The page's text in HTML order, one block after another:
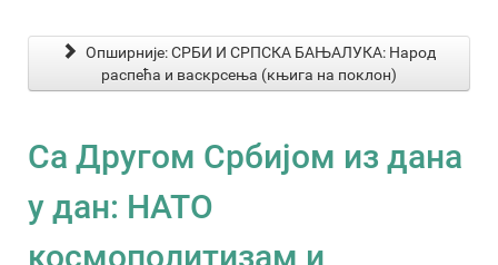
Опширније: СРБИ И СРПСКА БАЊАЛУКА: Народ
распећа и васкрсења (књига на поклон)
Са Другом Србијом из дана
у дан: НАТО
космополитизам и